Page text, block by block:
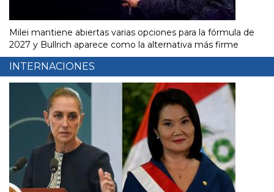
Milei mantiene abiertas varias opciones para la fórmula de
2027 y Bullrich aparece como la alternativa más firme
INTERNACIONES